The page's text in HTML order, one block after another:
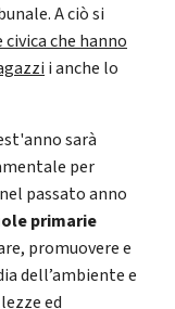
A ciò si
che hanno
i anche lo
sarà
per
passato anno
primarie
promuovere e
dell’ambiente e
ed